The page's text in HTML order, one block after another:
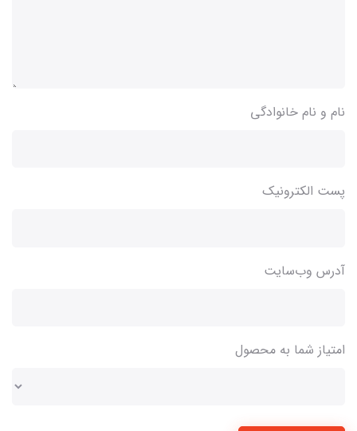
نام و نام خانوادگی
پست الکترونیک
آدرس وب‌سایت
امتیاز شما به محصول